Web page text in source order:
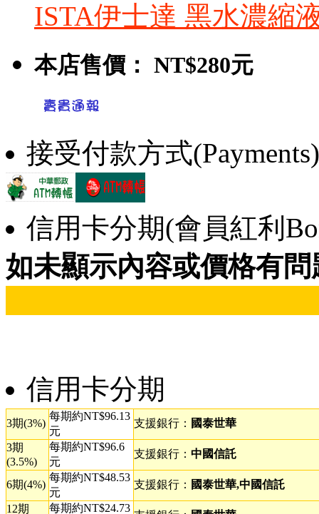
ISTA伊士達 黑水濃縮
本店售價： NT$280元
接受付款方式
信用卡分期(會員紅利
如未顯示內容或價格有
信用卡分期
3期(3%)
每期約NT$96.13
元
支援銀行： 國泰世華
3期
(3.5%)
每期約NT$96.6
元
支援銀行： 中國信託
6期(4%)
每期約NT$48.53
元
支援銀行： 國泰世華,中國信託
12期
每期約NT$24.73